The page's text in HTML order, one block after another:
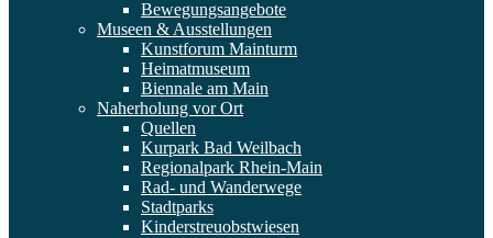
Bewegungsangebote
Museen & Ausstellungen
Kunstforum Mainturm
Heimatmuseum
Biennale am Main
Naherholung vor Ort
Quellen
Kurpark Bad Weilbach
Regionalpark Rhein-Main
Rad- und Wanderwege
Stadtparks
Kinderstreuobstwiesen